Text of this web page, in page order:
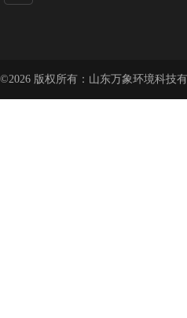
©2026 版权所有：山东万象环境科技